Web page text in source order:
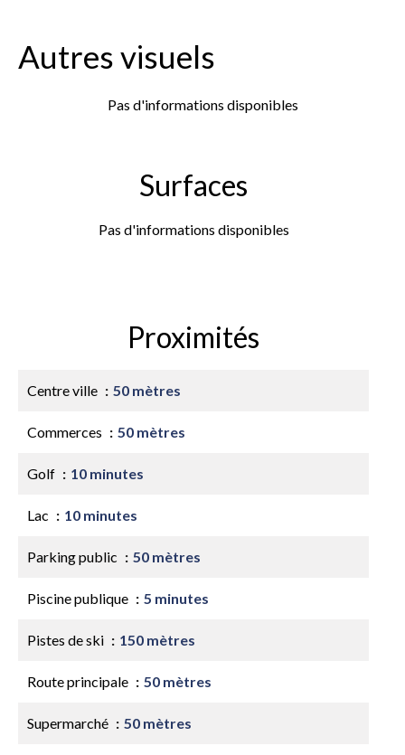
Autres visuels
Pas d'informations disponibles
Surfaces
Pas d'informations disponibles
Proximités
Centre ville 50 mètres
Commerces 50 mètres
Golf 10 minutes
Lac 10 minutes
Parking public 50 mètres
Piscine publique 5 minutes
Pistes de ski 150 mètres
Route principale 50 mètres
Supermarché 50 mètres